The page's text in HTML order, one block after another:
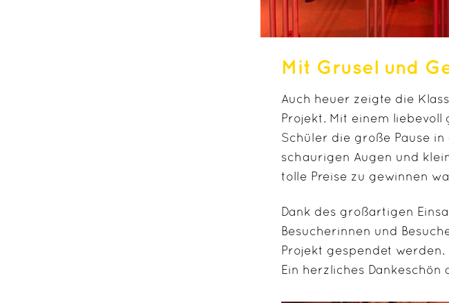
Mit Grusel und
Auch heuer zeigte die
Projekt. Mit einem liebevoll
Schüler die große Pause
schaurigen Augen und
tolle Preise zu gewinnen
Dank des großartigen
Besucherinnen und
Projekt gespendet werden.
Ein herzliches